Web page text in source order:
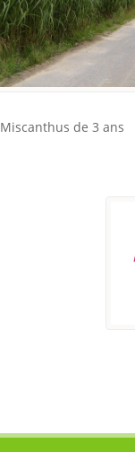
Miscanthus de 3 ans